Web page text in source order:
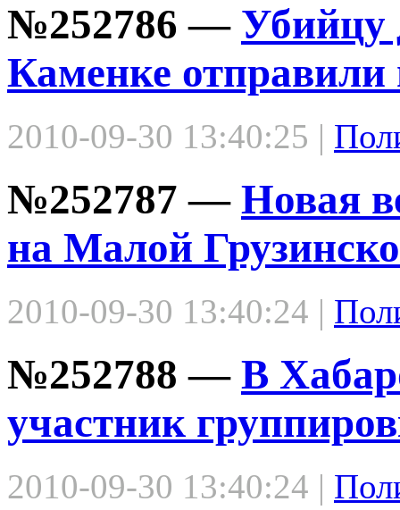
№252786 — Убийцу
Каменке
2010-09-30 13:40:25 |
№252787 — Новая
на Малой
2010-09-30 13:40:24 |
№252788 — В
участник
2010-09-30 13:40:24 |